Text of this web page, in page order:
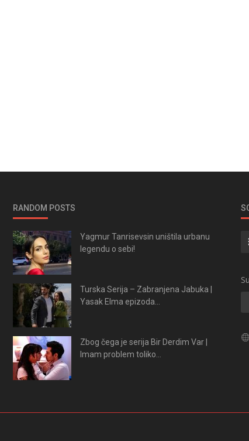
RANDOM POSTS
Yagmur Tanrisevsin uništila urbanu
legendu o sebi!
Turska Serija – Zabranjena Jabuka |
Yasak Elma epizoda...
Zbog čega je serija Bir Derdim Var |
Imam problem toliko...